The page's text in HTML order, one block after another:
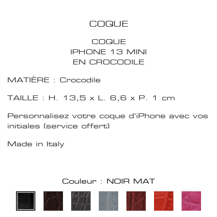
COQUE
COQUE
IPHONE 13 MINI
EN CROCODILE
MATIÈRE : Crocodile
TAILLE : H. 13,5 x L. 6,6 x P. 1 cm
Personnalisez votre coque d'iPhone avec vos
initiales (service offert)
Made in Italy
Couleur : NOIR MAT